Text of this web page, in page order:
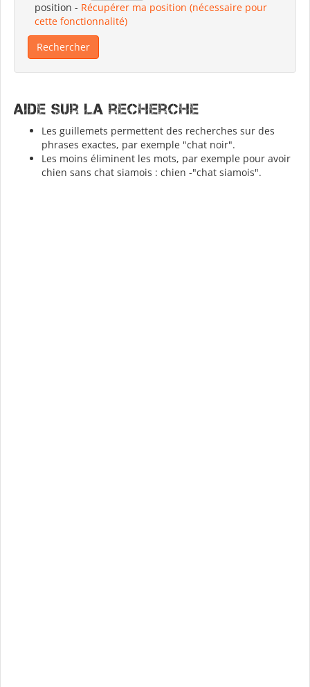
position - Récupérer ma position (nécessaire pour
cette fonctionnalité)
Aide sur la recherche
Les guillemets permettent des recherches sur des
phrases exactes, par exemple "chat noir".
Les moins éliminent les mots, par exemple pour avoir
chien sans chat siamois : chien -"chat siamois".